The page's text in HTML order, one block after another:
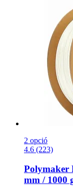
2 opció
4.6 (223)
Polymaker
mm / 1000